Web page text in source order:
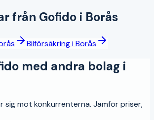
från Gofido i Borås
BilförsäkringiBorås
med andra bolag i
sig mot konkurrenterna. Jämför priser,